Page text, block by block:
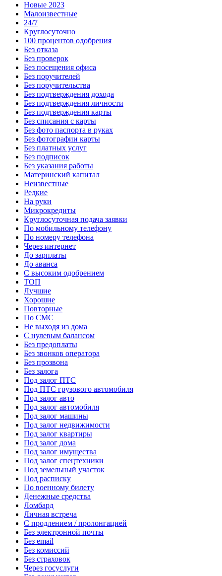
Новые 2023
Малоизвестные
24/7
Круглосуточно
100 процентов одобрения
Без отказа
Без проверок
Без посещения офиса
Без поручителей
Без поручительства
Без подтверждения дохода
Без подтверждения личности
Без подтверждения карты
Без списания с карты
Без фото паспорта в руках
Без фотографии карты
Без платных услуг
Без подписок
Без указания работы
Материнский капитал
Неизвестные
Редкие
На руки
Микрокредиты
Круглосуточная подача заявки
По мобильному телефону
По номеру телефона
Через интернет
До зарплаты
До аванса
С высоким одобрением
ТОП
Лучшие
Хорошие
Повторные
По СМС
Не выходя из дома
С нулевым балансом
Без предоплаты
Без звонков оператора
Без прозвона
Без залога
Под залог ПТС
Под ПТС грузового автомобиля
Под залог авто
Под залог автомобиля
Под залог машины
Под залог недвижимости
Под залог квартиры
Под залог дома
Под залог имущества
Под залог спецтехники
Под земельный участок
Под расписку
По военному билету
Денежные средства
Ломбард
Личная встреча
С продлением / пролонгацией
Без электронной почты
Без email
Без комиссий
Без страховок
Через госуслуги